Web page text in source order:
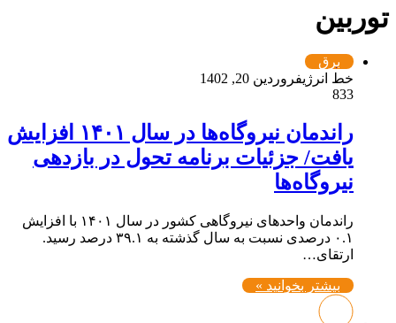
توربین
برق
خط انرژیفروردین 20, 1402
833
راندمان نیروگاه‌ها در سال ۱۴۰۱ افزایش
یافت/ جزئیات برنامه تحول در بازدهی
نیروگاه‌ها
راندمان واحدهای نیروگاهی کشور در سال ۱۴۰۱ با افزایش
۰.۱ درصدی نسبت به سال گذشته به ۳۹.۱ درصد رسید.
ارتقای…
بیشتر بخوانید »